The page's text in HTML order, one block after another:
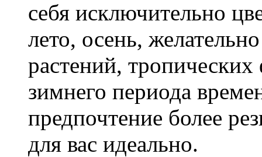
себя исключительно
лето, осень,
растений, тропических
зимнего периода
предпочтение более
для вас идеально.